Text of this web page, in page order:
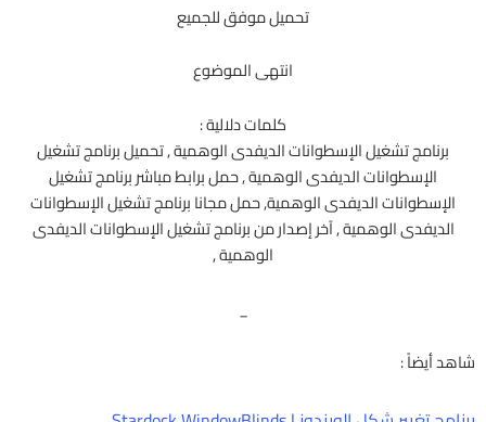
تحميل موفق للجميع
انتهى الموضوع
كلمات دلالية :
برنامج تشغيل الإسطوانات الديفدى الوهمية , تحميل برنامج تشغيل
الإسطوانات الديفدى الوهمية , حمل برابط مباشر برنامج تشغيل
الإسطوانات الديفدى الوهمية, حمل مجانا برنامج تشغيل الإسطوانات
الديفدى الوهمية , آخر إصدار من برنامج تشغيل الإسطوانات الديفدى
الوهمية ,
_
شاهد أيضاً :